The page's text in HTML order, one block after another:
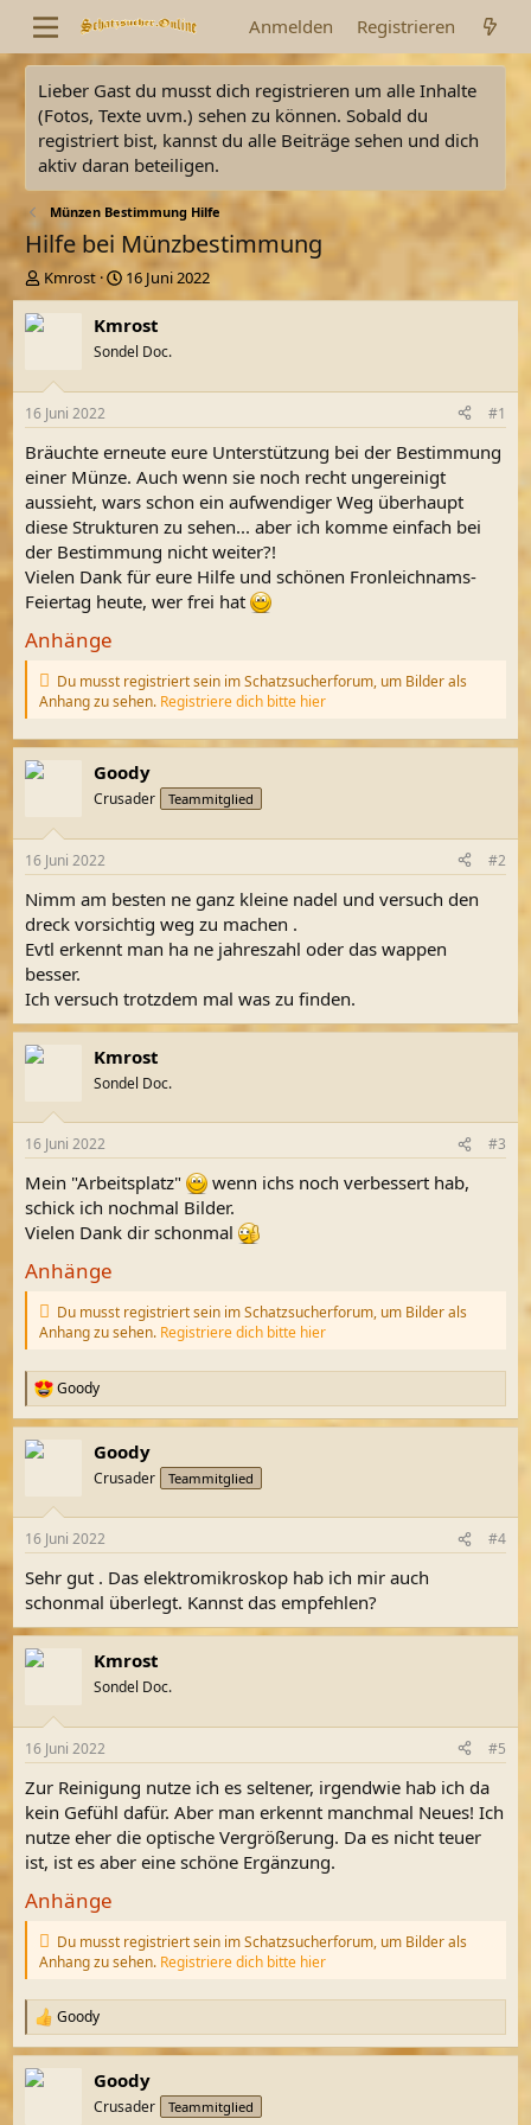
Anmelden Registrieren
Lieber Gast du musst dich registrieren um alle Inhalte
(Fotos, Texte uvm.) sehen zu können. Sobald du
registriert bist, kannst du alle Beiträge sehen und dich
aktiv daran beteiligen.
Münzen Bestimmung Hilfe
Hilfe bei Münzbestimmung
E
r
s
l
e
r
Kmrost
E
r
s
t
e
t
a
16 Juni 2022
Kmrost
Sondel Doc.
16 Juni 2022 #1
Bräuchte erneute eure Unterstützung bei der Bestimmung
einer Münze. Auch wenn sie noch recht ungereinigt
aussieht, wars schon ein aufwendiger Weg überhaupt
diese Strukturen zu sehen... aber ich komme einfach bei
der Bestimmung nicht weiter?!
Vielen Dank für eure Hilfe und schönen Fronleichnams-
Feiertag heute, wer frei hat
Anhänge
Du musst registriert sein im Schatzsucherforum, um Bilder als
Anhang zu sehen. Registriere dich bitte hier
Goody
Crusader Teammitglied
16 Juni 2022 #2
Nimm am besten ne ganz kleine nadel und versuch den
dreck vorsichtig weg zu machen .
Evtl erkennt man ha ne jahreszahl oder das wappen
besser.
Ich versuch trotzdem mal was zu finden.
Kmrost
Sondel Doc.
16 Juni 2022 #3
Mein "Arbeitsplatz"
wenn ichs noch verbessert hab,
schick ich nochmal Bilder.
Vielen Dank dir schonmal
Anhänge
Du musst registriert sein im Schatzsucherforum, um Bilder als
Anhang zu sehen. Registriere dich bitte hier
R
e
a
k
e
:
Goody
Goody
Crusader Teammitglied
16 Juni 2022 #4
Sehr gut . Das elektromikroskop hab ich mir auch
schonmal überlegt. Kannst das empfehlen?
Kmrost
Sondel Doc.
16 Juni 2022 #5
Zur Reinigung nutze ich es seltener, irgendwie hab ich da
kein Gefühl dafür. Aber man erkennt manchmal Neues! Ich
nutze eher die optische Vergrößerung. Da es nicht teuer
ist, ist es aber eine schöne Ergänzung.
Anhänge
Du musst registriert sein im Schatzsucherforum, um Bilder als
Anhang zu sehen. Registriere dich bitte hier
R
e
a
k
Goody
Goody
Crusader Teammitglied